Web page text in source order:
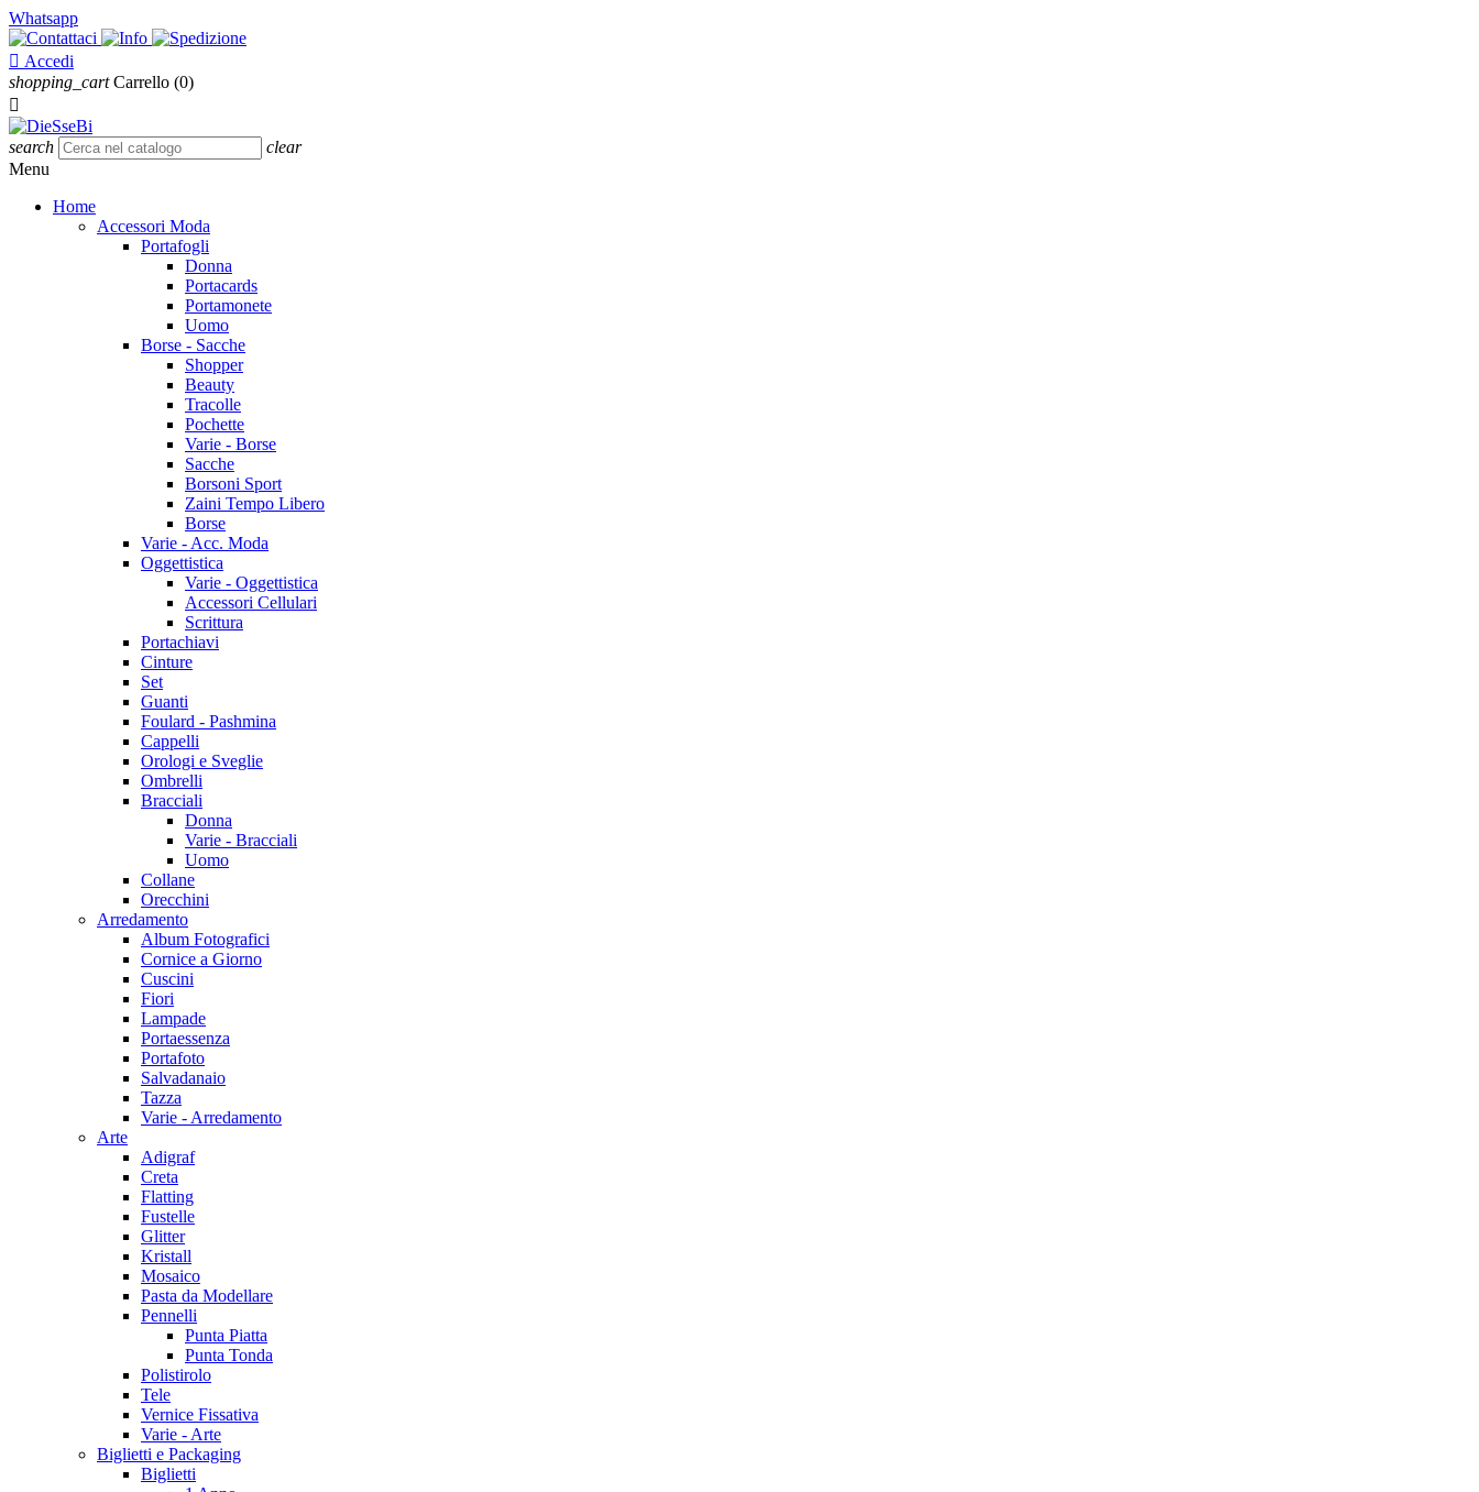
Whatsapp
 Accedi
shopping_cart Carrello (0)

search
clear
Menu
Home
Accessori Moda
Portafogli
Donna
Portacards
Portamonete
Uomo
Borse - Sacche
Shopper
Beauty
Tracolle
Pochette
Varie - Borse
Sacche
Borsoni Sport
Zaini Tempo Libero
Borse
Varie - Acc. Moda
Oggettistica
Varie - Oggettistica
Accessori Cellulari
Scrittura
Portachiavi
Cinture
Set
Guanti
Foulard - Pashmina
Cappelli
Orologi e Sveglie
Ombrelli
Bracciali
Donna
Varie - Bracciali
Uomo
Collane
Orecchini
Arredamento
Album Fotografici
Cornice a Giorno
Cuscini
Fiori
Lampade
Portaessenza
Portafoto
Salvadanaio
Tazza
Varie - Arredamento
Arte
Adigraf
Creta
Flatting
Fustelle
Glitter
Kristall
Mosaico
Pasta da Modellare
Pennelli
Punta Piatta
Punta Tonda
Polistirolo
Tele
Vernice Fissativa
Varie - Arte
Biglietti e Packaging
Biglietti